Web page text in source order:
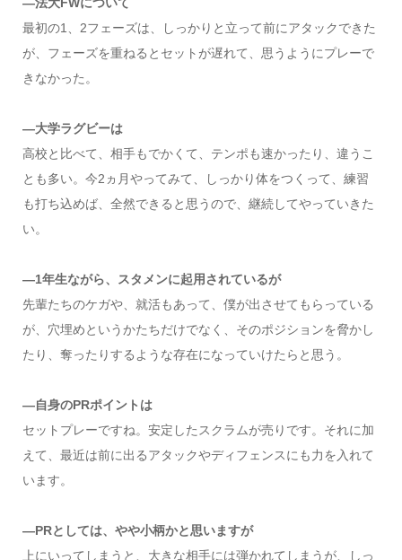
最初の1、2フェーズは、しっかりと立って前にアタックできた
が、フェーズを重ねるとセットが遅れて、思うようにプレーで
きなかった。
―大学ラグビーは
高校と比べて、相手もでかくて、テンポも速かったり、違うこ
とも多い。今2ヵ月やってみて、しっかり体をつくって、練習
も打ち込めば、全然できると思うので、継続してやっていきた
い。
―1年生ながら、スタメンに起用されているが
先輩たちのケガや、就活もあって、僕が出させてもらっている
が、穴埋めというかたちだけでなく、そのポジションを脅かし
たり、奪ったりするような存在になっていけたらと思う。
―自身のPRポイントは
セットプレーですね。安定したスクラムが売りです。それに加
えて、最近は前に出るアタックやディフェンスにも力を入れて
います。
―PRとしては、やや小柄かと思いますが
上にいってしまうと、大きな相手には弾かれてしまうが、しっ